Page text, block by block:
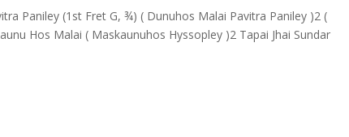
Paniley (1st Fret G, ¾) ( Dunuhos Malai Pavitra Paniley )2 (
Hos Malai ( Maskaunuhos Hyssopley )2 Tapai Jhai Sundar